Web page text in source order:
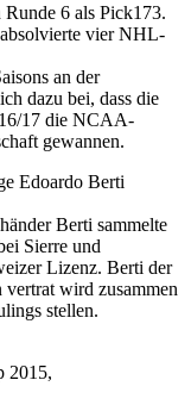
6 als Pick173.
vier NHL-
an der
dazu bei, dass die
17 die NCAA-
gewannen.
Edoardo Berti
Berti sammelte
Sierre und
Lizenz. Berti der
wird zusammen
stellen.
2015,